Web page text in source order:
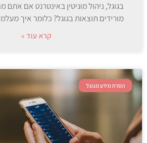
בגוגל, ניהול מוניטין באינטרנט אם
מורידים תוצאות בגוגל? כלומר איך
קרא עוד »
הסרת מידע מגוגל